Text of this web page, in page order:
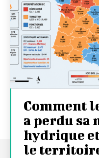
Comment
a perdu sa
hydrique
le